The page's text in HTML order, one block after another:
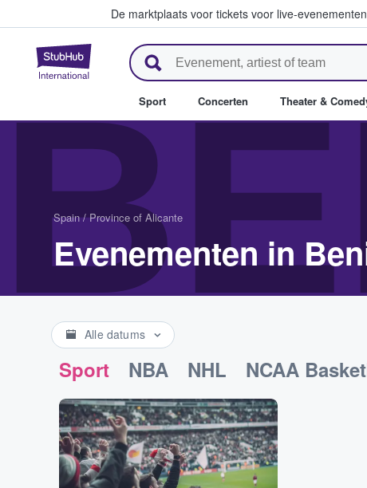
De marktplaats voor tickets voor live-
StubHub: waar fans tickets
Sport Concerten Theater &
Spain / Province of Alicante
Evenementen in
Alle datums
Sport NBA NHL NCAA